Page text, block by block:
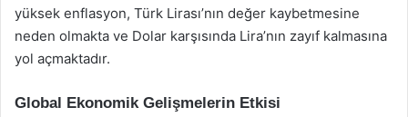
yüksek enflasyon, Türk Lirası’nın değer kaybetmesine
neden olmakta ve Dolar karşısında Lira’nın zayıf kalmasına
yol açmaktadır.
Global Ekonomik Gelişmelerin Etkisi